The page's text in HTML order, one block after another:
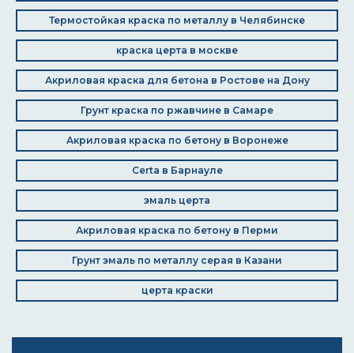
Термостойкая краска по металлу в Челябинске
краска церта в москве
Акриловая краска для бетона в Ростове на Дону
Грунт краска по ржавчине в Самаре
Акриловая краска по бетону в Воронеже
Certa в Барнауле
эмаль церта
Акриловая краска по бетону в Перми
Грунт эмаль по металлу серая в Казани
церта краски